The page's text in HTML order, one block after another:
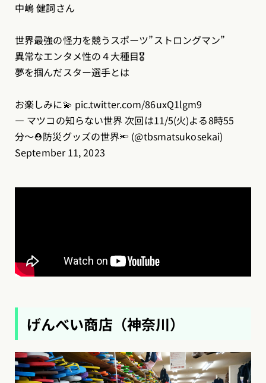
中嶋 健詞さん
世界最強の怪力を競うスポーツ”ストロングマン”
異常なエンタメ性の４大種目🎖️
夢を掴んだスター選手とは
お楽しみに💫 pic.twitter.com/86uxQ1lgm9
— マツコの知らない世界 次回は11/5(火)よる8時55
分〜⛑️防災グッズの世界🔦 (@tbsmatsukosekai)
September 11, 2023
げんべい商店（神奈川）